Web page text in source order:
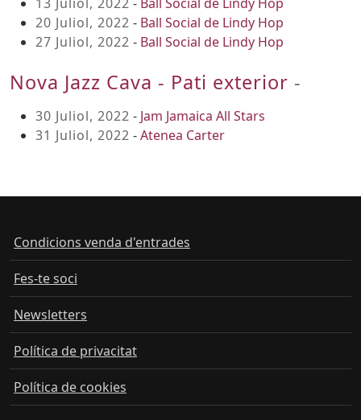
13 Juliol, 2022 - Ball Social de Lindy Hop
20 Juliol, 2022 - Ball Social de Lindy Hop
27 Juliol, 2022 - Ball Social de Lindy Hop
Nova Jazz Cava - Pati exterior -
30 Juliol, 2022 - Jam Jamaica All Stars
31 Juliol, 2022 -Atenea Carter
Condicions venda d'entrades
Fes-te soci
Newsletters
Política de privacitat
Política de cookies